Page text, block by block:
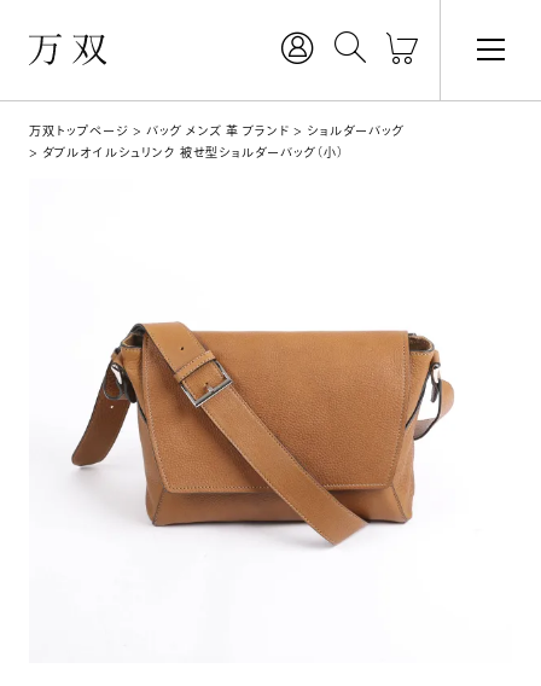
万双トップページ バッグ メンズ 革 ブランド
ショルダーバッグ
ダブルオイルシュリンク 被せ型ショルダーバッグ（小）